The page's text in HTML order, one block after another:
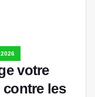
2026
votre
les